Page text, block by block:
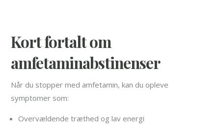
Kort fortalt om
amfetaminabstinenser
Når du stopper med amfetamin, kan du opleve
symptomer som:
Overvældende træthed og lav energi